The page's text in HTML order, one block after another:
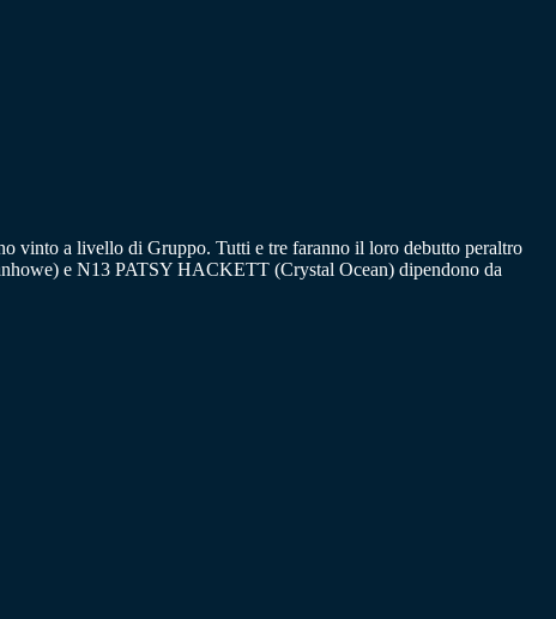
a livello di Gruppo. Tutti e tre faranno il loro debutto peraltro
e N13 PATSY HACKETT (Crystal Ocean) dipendono da